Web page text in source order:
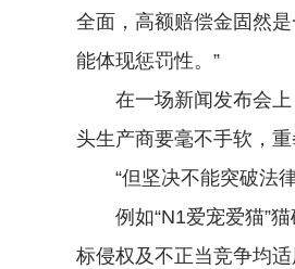
全面，高额赔偿金固然
能体现惩罚性。”
在一场新闻发布会上，
头生产商要毫不手软，
“但坚决不能突破法律
例如“N1爱宠爱猫”猫
标侵权及不正当竞争均